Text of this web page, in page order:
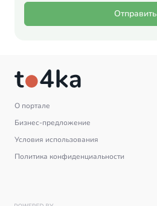
Отправить
О портале
Бизнес-предложение
Условия использования
Политика конфиденциальности